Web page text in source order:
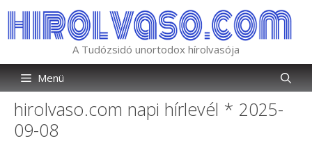
tartalomba
A Tudózsidó unortodox hírolvasója
Menü
hirolvaso.com napi hírlevél * 2025-
09-08